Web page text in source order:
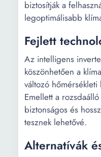
biztosítják a
legoptimálisabb
Fejlett
Az intelligens
köszönhetően a
változó
Emellett a
biztonságos és
tesznek lehetővé.
Alternatívák